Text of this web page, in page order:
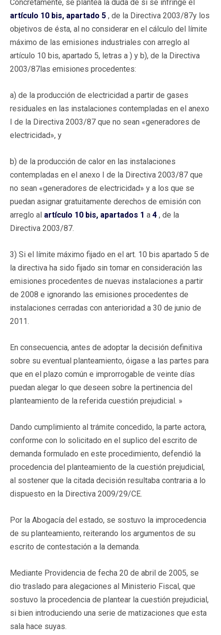
Concretamente, se plantea la duda de si se infringe el
artículo 10 bis, apartado 5 , de la Directiva 2003/87y los
objetivos de ésta, al no considerar en el cálculo del límite
máximo de las emisiones industriales con arreglo al
artículo 10 bis, apartado 5, letras a ) y b), de la Directiva
2003/87las emisiones procedentes:
a) de la producción de electricidad a partir de gases
residuales en las instalaciones contempladas en el anexo
I de la Directiva 2003/87 que no sean «generadores de
electricidad», y
b) de la producción de calor en las instalaciones
contempladas en el anexo I de la Directiva 2003/87 que
no sean «generadores de electricidad» y a los que se
puedan asignar gratuitamente derechos de emisión con
arreglo al artículo 10 bis, apartados 1 a 4 , de la
Directiva 2003/87.
3) Si el límite máximo fijado en el art. 10 bis apartado 5 de
la directiva ha sido fijado sin tomar en consideración las
emisiones procedentes de nuevas instalaciones a partir
de 2008 e ignorando las emisiones procedentes de
instalaciones cerradas con anterioridad a 30 de junio de
2011.
En consecuencia, antes de adoptar la decisión definitiva
sobre su eventual planteamiento, óigase a las partes para
que en el plazo común e improrrogable de veinte días
puedan alegar lo que deseen sobre la pertinencia del
planteamiento de la referida cuestión prejudicial. »
Dando cumplimiento al trámite concedido, la parte actora,
conforme con lo solicitado en el suplico del escrito de
demanda formulado en este procedimiento, defendió la
procedencia del planteamiento de la cuestión prejudicial,
al sostener que la citada decisión resultaba contraria a lo
dispuesto en la Directiva 2009/29/CE.
Por la Abogacía del estado, se sostuvo la improcedencia
de su planteamiento, reiterando los argumentos de su
escrito de contestación a la demanda.
Mediante Providencia de fecha 20 de abril de 2005, se
dio traslado para alegaciones al Ministerio Fiscal, que
sostuvo la procedencia de plantear la cuestión prejudicial,
si bien introduciendo una serie de matizaciones que esta
sala hace suyas.